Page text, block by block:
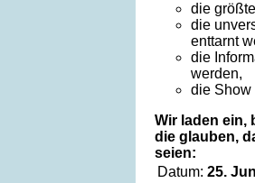
die
die
enttarnt
die
werden,
die Show
Wir laden ein,
die glauben,
seien:
Datum: 25.